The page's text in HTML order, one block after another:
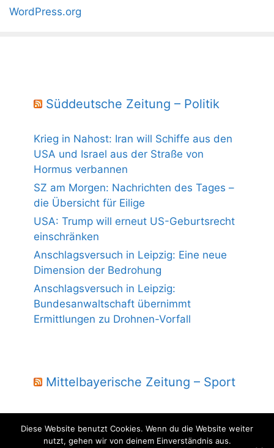
WordPress.org
Süddeutsche Zeitung – Politik
Krieg in Nahost: Iran will Schiffe aus den
USA und Israel aus der Straße von
Hormus verbannen
SZ am Morgen: Nachrichten des Tages –
die Übersicht für Eilige
USA: Trump will erneut US-Geburtsrecht
einschränken
Anschlagsversuch in Leipzig: Eine neue
Dimension der Bedrohung
Anschlagsversuch in Leipzig:
Bundesanwaltschaft übernimmt
Ermittlungen zu Drohnen-Vorfall
Mittelbayerische Zeitung – Sport
© 2004 - 2026 Laber Jura - powered by wmm-gbr.de
Diese Website benutzt Cookies. Wenn du die Website weiter
nutzt, gehen wir von deinem Einverständnis aus.